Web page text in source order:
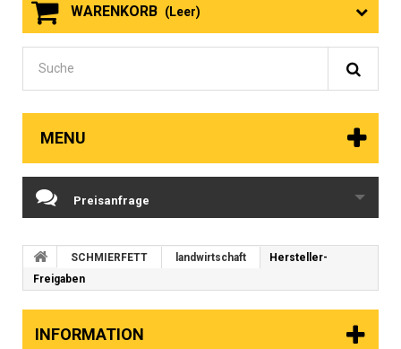
WARENKORB (Leer)
MENU
Preisanfrage
SCHMIERFETT landwirtschaft
Hersteller-
Freigaben
INFORMATION